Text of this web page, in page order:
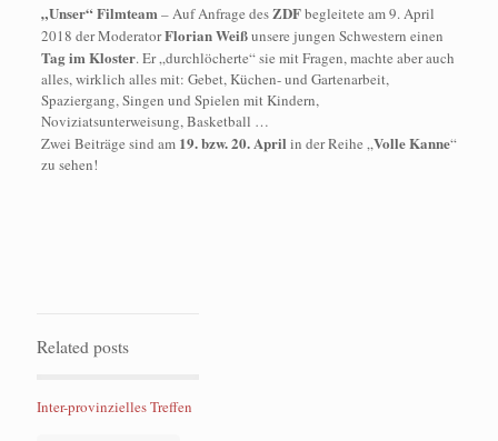
„Unser“ Filmteam – Auf Anfrage desZDFbegleitete am 9. April
2018 der ModeratorFlorian Weißunsere jungen Schwestern einen
Tag im Kloster. Er „durchlöcherte“ sie mit Fragen, machte aber auch
alles, wirklich alles mit: Gebet, Küchen- und Gartenarbeit,
Spaziergang, Singen und Spielen mit Kindern,
Noviziatsunterweisung, Basketball …
Zwei Beiträge sind am 19. bzw. 20. April in der Reihe „Volle Kanne“
zu sehen!
Related posts
Inter-provinzielles Treffen